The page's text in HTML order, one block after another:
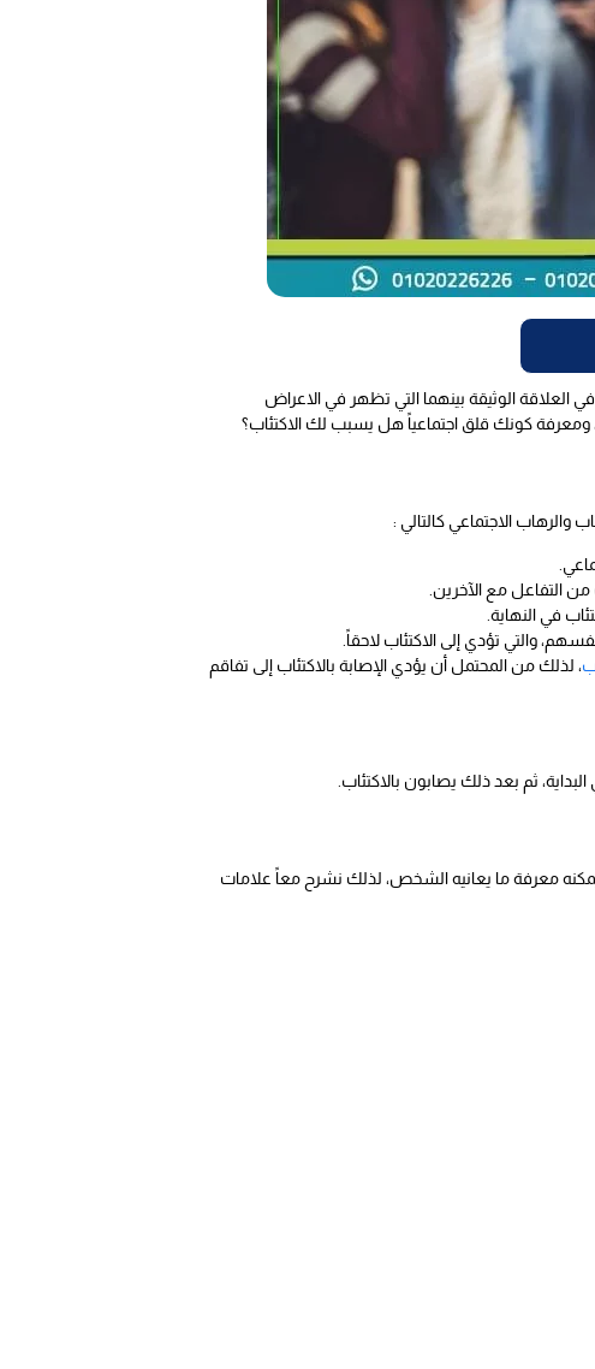
العلاقة الوثيقة بينهما التي تظهر في الاعراض
ومعرفة كونك قلق اجتماعياً هل يسبب لك الاكتئاب؟
والرهاب الاجتماعي كالتالي :
التفاعل مع الآخرين.
في النهاية.
والتي تؤدي إلى الاكتئاب لاحقاً.
، لذلك من المحتمل أن يؤدي الإصابة بالاكتئاب إلى تفاقم
معرفة ما يعانيه الشخص، لذلك نشرح معاً علامات